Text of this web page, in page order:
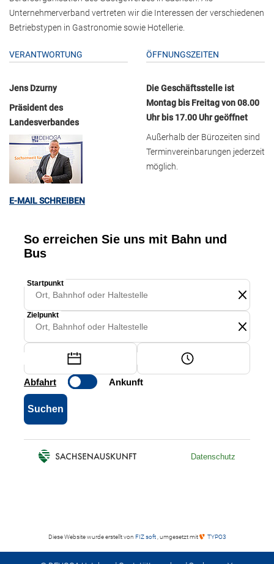
Unternehmerverband vertreten wir die Interessen der verschiedenen
Betriebstypen in Gastronomie sowie Hotellerie.
VERANTWORTUNG
Jens Dzurny
Präsident des
Landesverbandes
E-MAIL SCHREIBEN
ÖFFNUNGSZEITEN
Die Geschäftsstelle ist
Montag bis Freitag von 08.00
Uhr bis 17.00 Uhr geöffnet
Außerhalb der Bürozeiten sind
Terminvereinbarungen jederzeit
möglich.
Diese Website wurde erstellt von FIZ soft , umgesetzt mit TYPO3